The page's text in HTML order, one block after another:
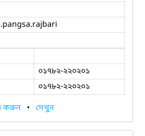
০১৭৮২-২২০২০১
০১৭৮২-২২০২০১
করুন • দেখুন